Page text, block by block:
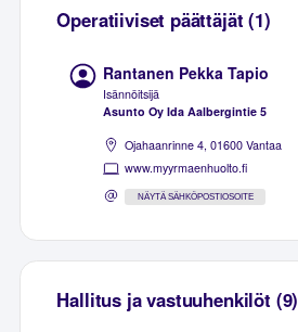
Operatiiviset päättäjät (1)
Rantanen Pekka Tapio
Isännöitsijä
Asunto Oy Ida Aalbergintie 5
Ojahaanrinne 4, 01600 Vantaa
www.myyrmaenhuolto.fi
NÄYTÄ SÄHKÖPOSTIOSOITE
Hallitus ja vastuuhenkilöt (9)